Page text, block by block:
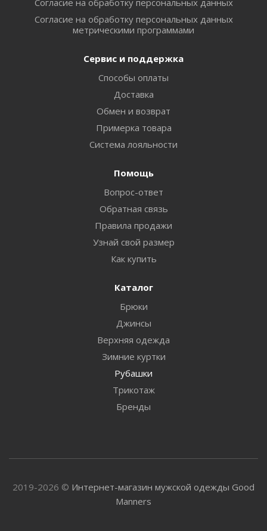
Согласие на обработку персональных данных
метрическими программами
Сервис и поддержка
Способы оплаты
Доставка
Обмен и возврат
Примерка товара
Система лояльности
Помощь
Вопрос-ответ
Обратная связь
Правила продажи
Узнай свой размер
Как купить
Каталог
Брюки
Джинсы
Верхняя одежда
Зимние куртки
Рубашки
Трикотаж
Бренды
2019-2026 © Интернет-магазин мужской одежды Good
Manners